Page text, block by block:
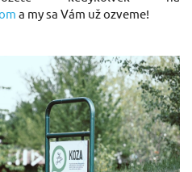
a my sa Vám už ozveme!